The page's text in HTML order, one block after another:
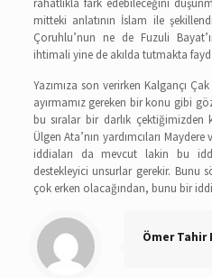
mitteki anlatının İslam ile
Çoruhlu’nun ne de Fuzuli
ihtimali yine de akılda tutmakta
Yazımıza son verirken Kalgançı
ayırmamız gereken bir konu gibi
bu sıralar bir darlık
Ülgen Ata’nın yardımcıları
iddiaları da mevcut lakin bu
destekleyici unsurlar gerekir. Bunu
çok erken olacağından, bunu bir
Ömer Tahir